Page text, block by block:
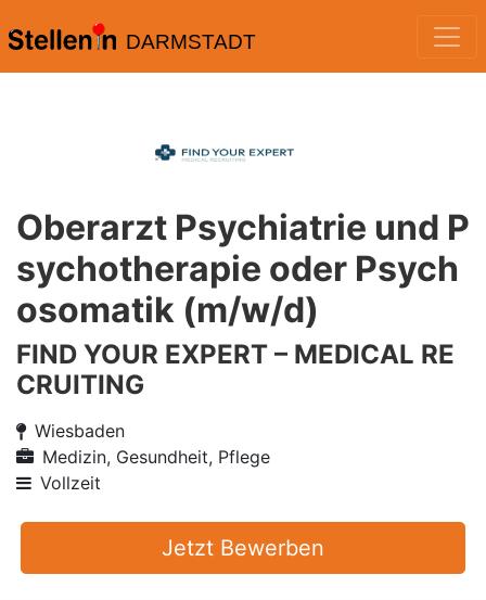
DARMSTADT
Oberarzt Psychiatrie und P
sychotherapie oder Psych
osomatik (m/w/d)
FIND YOUR EXPERT – MEDICAL RE
CRUITING
Wiesbaden
Medizin, Gesundheit, Pflege
Vollzeit
Jetzt Bewerben